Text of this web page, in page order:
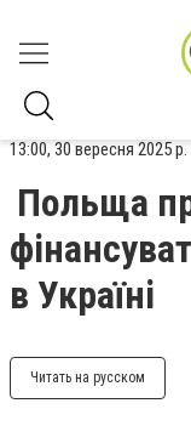
13:00, 30 вересня 2025 р.
Польща
в Україні
Читать на русском